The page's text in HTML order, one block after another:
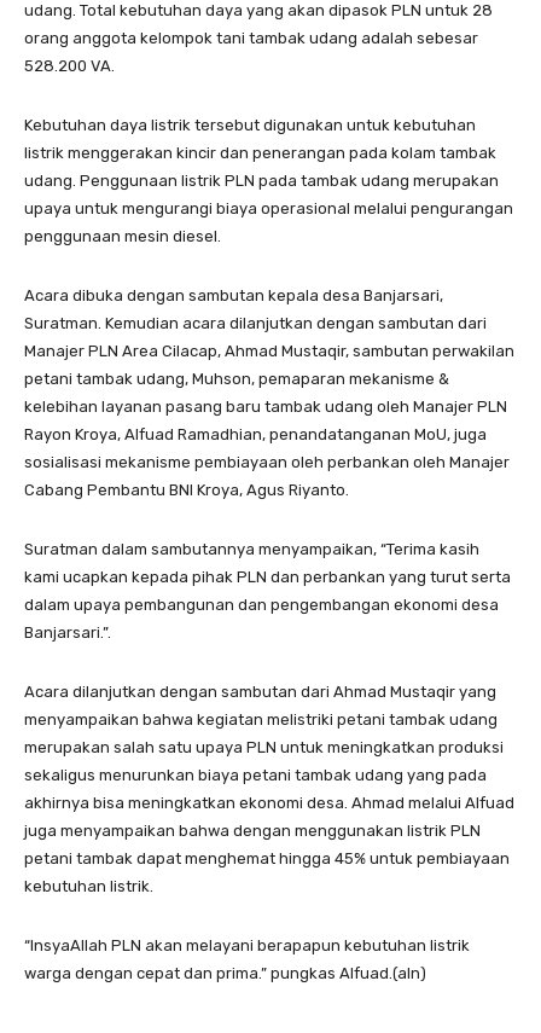
udang. Total kebutuhan daya yang akan dipasok PLN untuk 28
orang anggota kelompok tani tambak udang adalah sebesar
528.200 VA.
Kebutuhan daya listrik tersebut digunakan untuk kebutuhan
listrik menggerakan kincir dan penerangan pada kolam tambak
udang. Penggunaan listrik PLN pada tambak udang merupakan
upaya untuk mengurangi biaya operasional melalui pengurangan
penggunaan mesin diesel.
Acara dibuka dengan sambutan kepala desa Banjarsari,
Suratman. Kemudian acara dilanjutkan dengan sambutan dari
Manajer PLN Area Cilacap, Ahmad Mustaqir, sambutan perwakilan
petani tambak udang, Muhson, pemaparan mekanisme &
kelebihan layanan pasang baru tambak udang oleh Manajer PLN
Rayon Kroya, Alfuad Ramadhian, penandatanganan MoU, juga
sosialisasi mekanisme pembiayaan oleh perbankan oleh Manajer
Cabang Pembantu BNI Kroya, Agus Riyanto.
Suratman dalam sambutannya menyampaikan, “Terima kasih
kami ucapkan kepada pihak PLN dan perbankan yang turut serta
dalam upaya pembangunan dan pengembangan ekonomi desa
Banjarsari.”.
Acara dilanjutkan dengan sambutan dari Ahmad Mustaqir yang
menyampaikan bahwa kegiatan melistriki petani tambak udang
merupakan salah satu upaya PLN untuk meningkatkan produksi
sekaligus menurunkan biaya petani tambak udang yang pada
akhirnya bisa meningkatkan ekonomi desa. Ahmad melalui Alfuad
juga menyampaikan bahwa dengan menggunakan listrik PLN
petani tambak dapat menghemat hingga 45% untuk pembiayaan
kebutuhan listrik.
“InsyaAllah PLN akan melayani berapapun kebutuhan listrik
warga dengan cepat dan prima.” pungkas Alfuad.(aln)